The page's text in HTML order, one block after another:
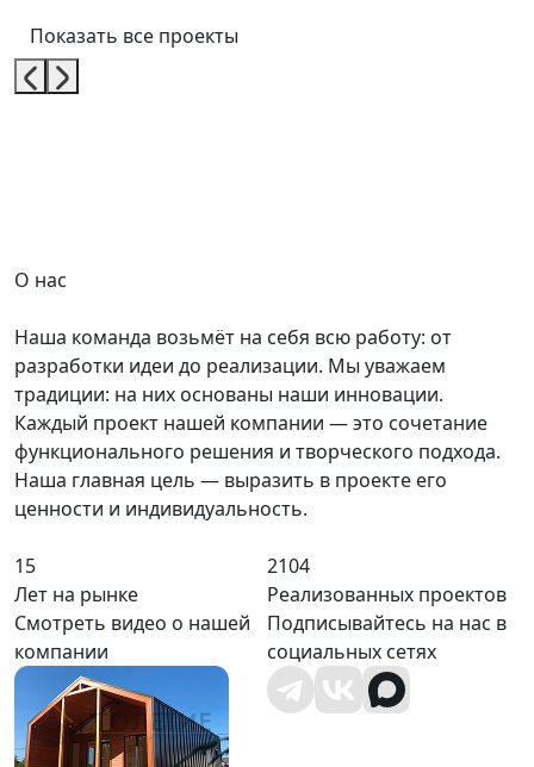
Показать все проекты
О нас
Наша команда возьмёт на себя всю работу: от
разработки идеи до реализации. Мы уважаем
традиции: на них основаны наши инновации.
Каждый проект нашей компании — это сочетание
функционального решения и творческого подхода.
Наша главная цель — выразить в проекте его
ценности и индивидуальность.
15
Лет на рынке
2104
Реализованных проектов
Смотреть видео о нашей
компании
Подписывайтесь на нас в
социальных сетях